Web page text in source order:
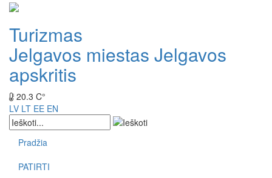
Turizmas
Jelgavos miestas Jelgavos
apskritis
20.3 C°
LV LT EE EN
Pradžia
PATIRTI